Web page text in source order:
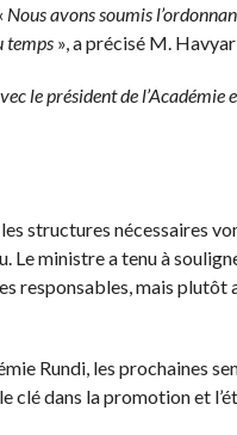
Nous avons soumis
temps», a précisé M.
le président de l’Académie
structures nécessaires
ministre a tenu à
responsables, mais
Rundi, les prochaines
dans la promotion et